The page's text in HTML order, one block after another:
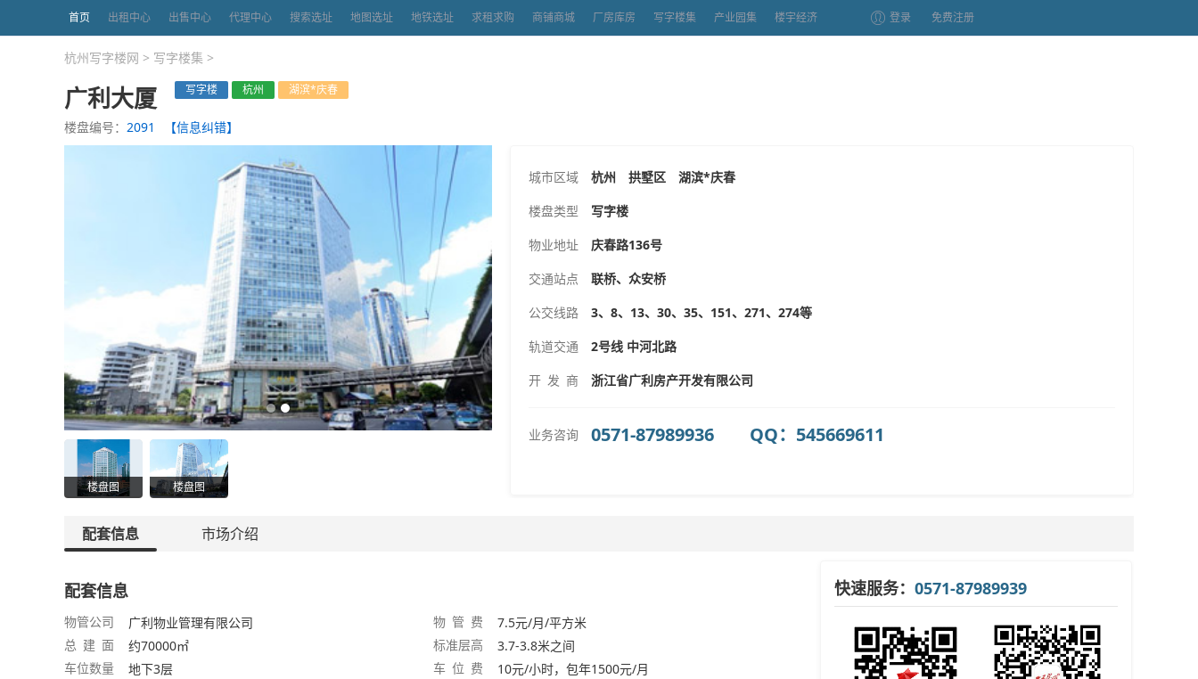
首页 出租中心 出售中心 代理中心 搜索选址 地图选址 地铁选址 求租求购 商铺商城 厂房库房 写字楼集 产业园集 楼宇经济 登录 免费注册
杭州写字楼网 > 写字楼集 >
广利大厦 写字楼 杭州 湖滨*庆春
楼盘编号： 2091 【信息纠错】
楼盘图 楼盘图
城市区域
杭州 拱墅区 湖滨*庆春
楼盘类型
写字楼
物业地址
庆春路136号
交通站点
联桥、众安桥
公交线路
3、8、13、30、35、151、271、274等
轨道交通
2号线 中河北路
开 发 商
浙江省广利房产开发有限公司
业务咨询 0571-87989936 QQ：545669611
配套信息 市场介绍
配套信息
物管公司 广利物业管理有限公司 物 管 费
7.5元/月/平方米
总 建 面
约70000㎡ 标准层高
3.7-3.8米之间
车位数量
地下3层 车 位 费
10元/小时，包年1500元/月
快速服务： 0571-87989939